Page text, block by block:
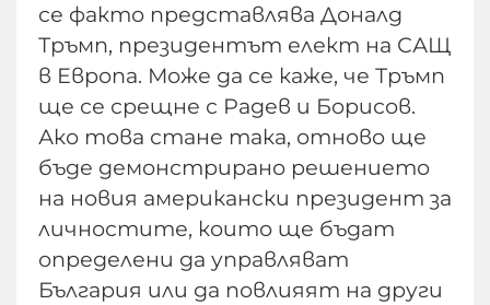
се факто представлява Доналд
Тръмп, президентът елект на САЩ
в Европа. Може да се каже, че Тръмп
ще се срещне с Радев и Борисов.
Ако това стане така, отново ще
бъде демонстрирано решението
на новия американски президент за
личностите, които ще бъдат
определени да управляват
България или да повлияят на други